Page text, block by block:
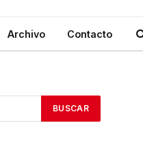
Archivo Contacto